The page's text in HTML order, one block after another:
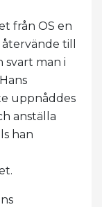
från OS en
till
svart man i
uppnåddes
anställa
han